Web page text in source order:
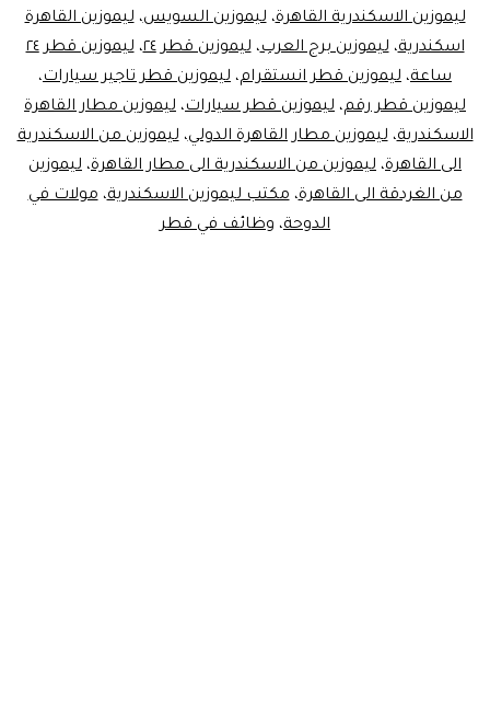
ليموزين الاسكندرية القاهرة،ليموزين السويس،ليموزين القاهرة
اسكندرية،ليموزين برج العرب،ليموزين قطر ٢٤ ،
ليموزين قطر ٢٤
ساعة، ليموزين قطر انستقرام، ليموزين قطر تاجير سيارات،
ليموزين قطر رقم، ليموزين قطر سيارات، ليموزين مطار القاهرة
الاسكندرية،ليموزين مطار القاهرة الدولي،ليموزين من الاسكندرية
الى القاهرة، ليموزين من الاسكندرية الى مطار القاهرة، ليموزين
من الغردقة الى القاهرة،مكتب ليموزين الاسكندرية،مولات في
الدوحة، وظائف في قطر